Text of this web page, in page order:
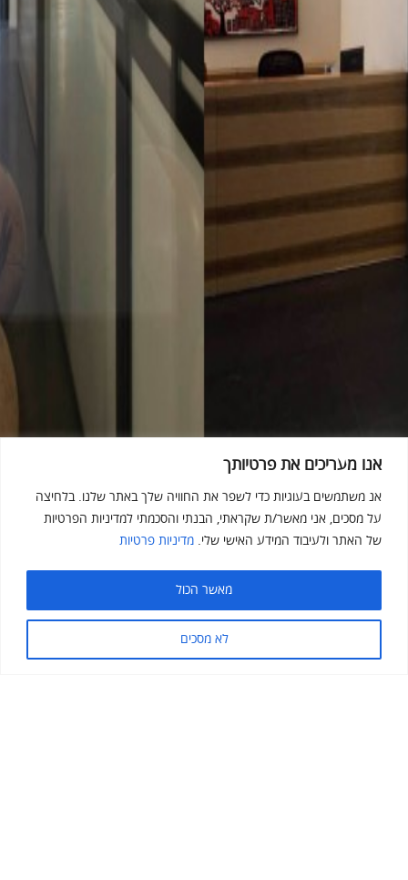
אנו מעריכים את פרטיותך
אנ משתמשים בעוגיות כדי לשפר את החוויה שלך באתר שלנו. בלחיצה
על מסכים, אני מאשר/ת שקראתי, הבנתי והסכמתי למדיניות הפרטיות
של האתר ולעיבוד המידע האישי שלי. מדיניות פרטיות
לא מסכים
מאשר הכול